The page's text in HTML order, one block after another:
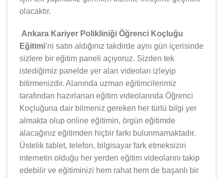
olacaktır.
Ankara Kariyer Polikliniği Öğrenci Koçluğu
Eğitimi’ni satın aldığınız takdirde aynı gün içerisinde
sizlere bir eğitim paneli açıyoruz. Sizden tek
istediğimiz panelde yer alan videoları izleyip
bitirmenizdir. Alanında uzman eğitimcilerimiz
tarafından hazırlanan eğitim videolarında Öğrenci
Koçluğuna dair bilmeniz gereken her türlü bilgi yer
almakta olup online eğitimin, örgün eğitimde
alacağınız eğitimden hiçbir farkı bulunmamaktadır.
Üstelik tablet, telefon, bilgisayar fark etmeksizin
internetin olduğu her yerden eğitim videolarını takip
edebilir ve eğitiminizi hem rahat hem de başarılı bir